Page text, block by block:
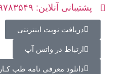
پشتیبانی آنلاین: ۰۹۳۰۹۷۸۳۵۴۹
دریافت نوبت اینترنتی
ارتباط در واتس آپ
دانلود معرفی نامه طب کـار